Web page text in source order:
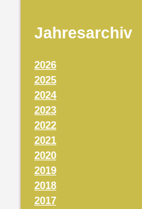
Jahresarchiv
2026
2025
2024
2023
2022
2021
2020
2019
2018
2017